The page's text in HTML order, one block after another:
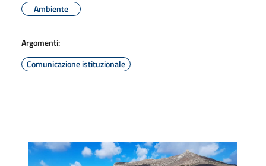
Ambiente
Argomenti:
Comunicazione istituzionale